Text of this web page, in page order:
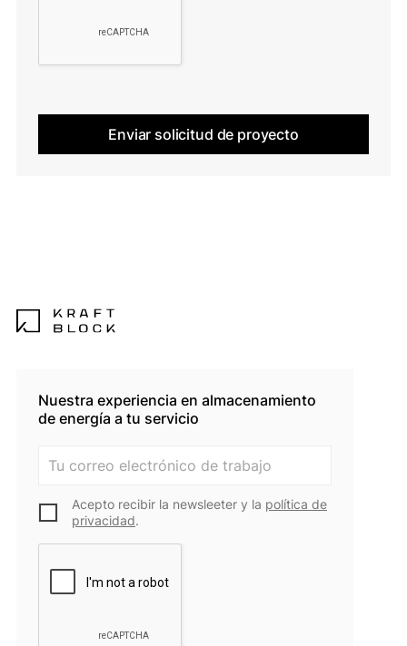
Nuestra experiencia en almacenamiento
de energía a tu servicio
Acepto recibir la newsleeter y la política de
privacidad.